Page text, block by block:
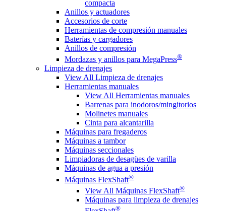
compacta
Anillos y actuadores
Accesorios de corte
Herramientas de compresión manuales
Baterías y cargadores
Anillos de compresión
Mordazas y anillos para MegaPress®
Limpieza de drenajes
View All Limpieza de drenajes
Herramientas manuales
View All Herramientas manuales
Barrenas para inodoros/mingitorios
Molinetes manuales
Cinta para alcantarilla
Máquinas para fregaderos
Máquinas a tambor
Máquinas seccionales
Limpiadoras de desagües de varilla
Máquinas de agua a presión
Máquinas FlexShaft®
View All Máquinas FlexShaft®
Máquinas para limpieza de drenajes
®